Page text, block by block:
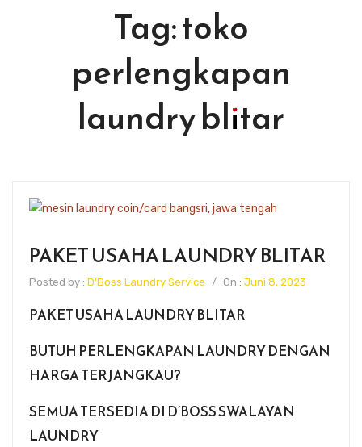
Tag:toko
perlengkapan
laundry blitar
PAKET USAHA LAUNDRY BLITAR
Posted by : D'Boss Laundry Service / On : Juni 8, 2023
PAKET USAHA LAUNDRY BLITAR
BUTUH PERLENGKAPAN LAUNDRY DENGAN
HARGA TERJANGKAU?
SEMUA TERSEDIA DI D’BOSS SWALAYAN
LAUNDRY